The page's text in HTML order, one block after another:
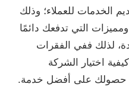
الخدمات للعملاء؛ وذلك
التي تدفعك دائمًا
لذلك ففي الفقرات
اختيار الشركة
حصولك على أفضل خدمة.